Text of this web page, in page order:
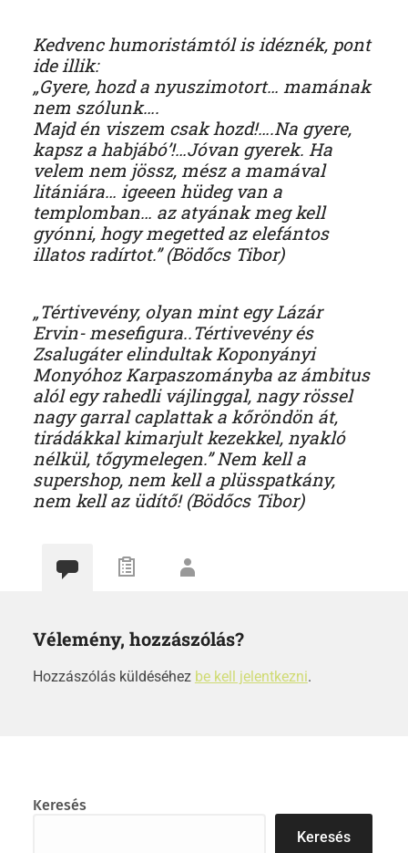
Kedvenc humoristámtól is idéznék, pont
ide illik:
„Gyere, hozd a nyuszimotort… mamának
nem szólunk….
Majd én viszem csak hozd!….Na gyere,
kapsz a habjábó’!…Jóvan gyerek. Ha
velem nem jössz, mész a mamával
litániára… igeeen hüdeg van a
templomban… az atyának meg kell
gyónni, hogy megetted az elefántos
illatos radírtot.” (Bödőcs Tibor)
„Tértivevény, olyan mint egy Lázár
Ervin- mesefigura..Tértivevény és
Zsalugáter elindultak Koponyányi
Monyóhoz Karpaszományba az ámbitus
alól egy rahedli vájlinggal, nagy rössel
nagy garral caplattak a kőröndön át,
tirádákkal kimarjult kezekkel, nyakló
nélkül, tőgymelegen.” Nem kell a
supershop, nem kell a plüsspatkány,
nem kell az üdítő! (Bödőcs Tibor)
Vélemény, hozzászólás?
Hozzászólás küldéséhez be kell jelentkezni.
Keresés
Keresés